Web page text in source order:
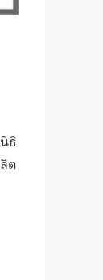
ธิ
ต